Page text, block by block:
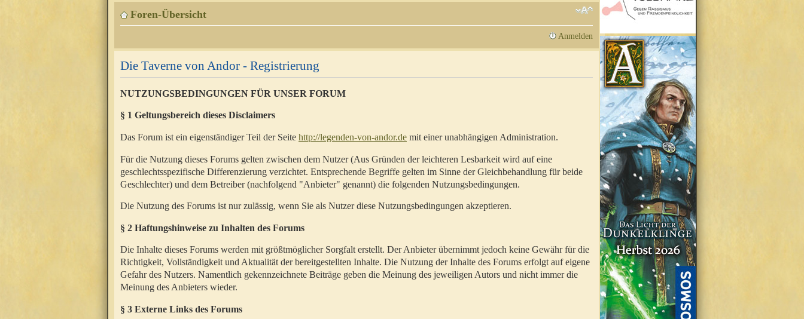
Foren-Übersicht
Anmelden
Die Taverne von Andor - Registrierung
NUTZUNGSBEDINGUNGEN FÜR UNSER FORUM
§ 1 Geltungsbereich dieses Disclaimers
Das Forum ist ein eigenständiger Teil der Seite http://legenden-von-andor.de mit einer unabhängigen Administration.
Für die Nutzung dieses Forums gelten zwischen dem Nutzer (Aus Gründen der leichteren Lesbarkeit wird auf eine
geschlechtsspezifische Differenzierung verzichtet. Entsprechende Begriffe gelten im Sinne der Gleichbehandlung für beide
Geschlechter) und dem Betreiber (nachfolgend "Anbieter" genannt) die folgenden Nutzungsbedingungen.
Die Nutzung des Forums ist nur zulässig, wenn Sie als Nutzer diese Nutzungsbedingungen akzeptieren.
§ 2 Haftungshinweise zu Inhalten des Forums
Die Inhalte dieses Forums werden mit größtmöglicher Sorgfalt erstellt. Der Anbieter übernimmt jedoch keine Gewähr für die
Richtigkeit, Vollständigkeit und Aktualität der bereitgestellten Inhalte. Die Nutzung der Inhalte des Forums erfolgt auf eigene
Gefahr des Nutzers. Namentlich gekennzeichnete Beiträge geben die Meinung des jeweiligen Autors und nicht immer die
Meinung des Anbieters wieder.
§ 3 Externe Links des Forums